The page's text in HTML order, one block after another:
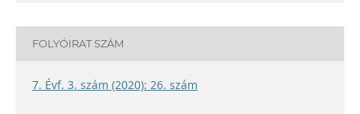
FOLYÓIRAT SZÁM
7. Évf. 3. szám (2020): 26. szám